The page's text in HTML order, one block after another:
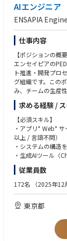
AIエンジニア
ENSAPIA
仕事内容
【ポジションの概要
エンセイピアの
ト推進・開発プロ
グ組織です。この
み、チームの生産
みを、0から設計・
PMとしての実務
に、「仕組みづく
※AIを用いたプロ
社ではPED（
業務内容
AI推進組織のスタ
盤」をAIで再構築
まずやること（0〜
求める経験 /
【必須スキル】
・アプリ* Web*
以上 / 言語不問）
・システムの構造
・生成AIツール（
活用した経験
・課題を構造化し
ミュニケーション力
【歓迎スキル】
・チームリーダー
・データ分析や、
・プロジェクト管
・AIを使った業務改
従業員数
172名 （2025年12
東京都